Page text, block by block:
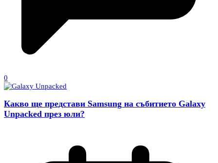
0
Какво ще представи Samsung на събитието Galaxy
Unpacked през юли?